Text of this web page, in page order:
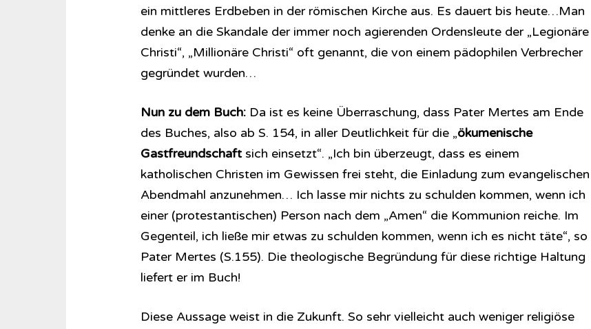
ein mittleres Erdbeben in der römischen Kirche aus. Es dauert bis heute…Man
denke an die Skandale der immer noch agierenden Ordensleute der „Legionäre
Christi“, „Millionäre Christi“ oft genannt, die von einem pädophilen Verbrecher
gegründet wurden…
Nun zu dem Buch:Da ist es keine Überraschung, dass Pater Mertes am Ende
des Buches, also ab S. 154, in aller Deutlichkeit für die „ökumenische
Gastfreundschaftsich einsetzt“. „Ich bin überzeugt, dass es einem
katholischen Christen im Gewissen frei steht, die Einladung zum evangelischen
Abendmahl anzunehmen… Ich lasse mir nichts zu schulden kommen, wenn ich
einer (protestantischen) Person nach dem „Amen“ die Kommunion reiche. Im
Gegenteil, ich ließe mir etwas zu schulden kommen, wenn ich es nicht täte“, so
Pater Mertes (S.155). Die theologische Begründung für diese richtige Haltung
liefert er im Buch!
Diese Aussage weist in die Zukunft. So sehr vielleicht auch weniger religiöse